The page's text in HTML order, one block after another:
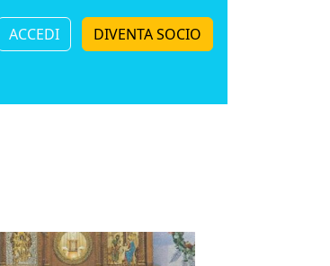
ACCEDI
DIVENTA SOCIO